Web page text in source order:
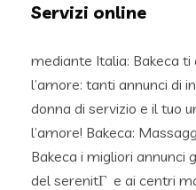
Servizi online
mediante Italia: Bakeca
l’amore: tanti annunci di
donna di servizio e il tuo
l’amore! Bakeca:
Bakeca i migliori annunci
del serenitГ e ai centri